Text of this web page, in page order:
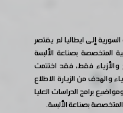
إلى ايطاليا لم يقتصر
المتخصصة بصناعة الألبسة
والأزياء فقط، فقد اختتمت
والهدف من الزيارة الاطلاع
برامج الدراسات العليا
بصناعة الألبسة.